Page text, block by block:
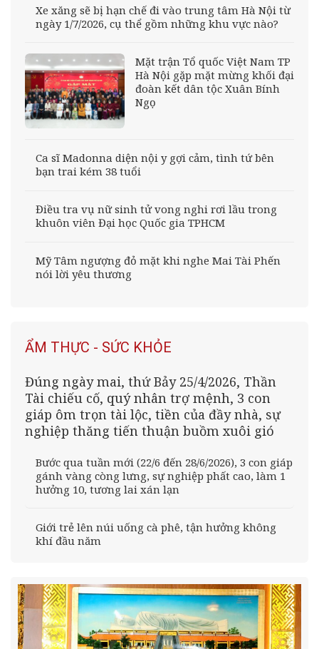
Xe xăng sẽ bị hạn chế đi vào trung tâm Hà Nội từ
ngày 1/7/2026, cụ thể gồm những khu vực nào?
Mặt trận Tổ quốc Việt Nam TP
Hà Nội gặp mặt mừng khối đại
đoàn kết dân tộc Xuân Bính
Ngọ
Ca sĩ Madonna diện nội y gợi cảm, tình tứ bên
bạn trai kém 38 tuổi
Điều tra vụ nữ sinh tử vong nghi rơi lầu trong
khuôn viên Đại học Quốc gia TPHCM
Mỹ Tâm ngượng đỏ mặt khi nghe Mai Tài Phến
nói lời yêu thương
ẨM THỰC - SỨC KHỎE
Đúng ngày mai, thứ Bảy 25/4/2026, Thần
Tài chiếu cố, quý nhân trợ mệnh, 3 con
giáp ôm trọn tài lộc, tiền của đầy nhà, sự
nghiệp thăng tiến thuận buồm xuôi gió
Bước qua tuần mới (22/6 đến 28/6/2026), 3 con giáp
gánh vàng còng lưng, sự nghiệp phất cao, làm 1
hưởng 10, tương lai xán lạn
Giới trẻ lên núi uống cà phê, tận hưởng không
khí đầu năm